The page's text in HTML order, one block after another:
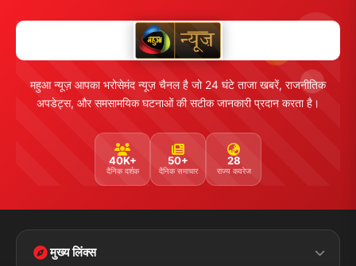
महुआ न्यूज़ आपका भरोसेमंद न्यूज़ चैनल है जो 24 घंटे ताजा खबरें, राजनीतिक
अपडेट्स, और समसामयिक घटनाओं की सटीक जानकारी प्रदान करता है।
40K+
दैनिक दर्शक
50+
दैनिक समाचार
28
राज्य कवरेज
मुख्य लिंक्स